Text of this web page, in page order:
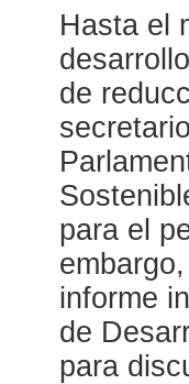
Hasta el
de
para el
informe
de
para